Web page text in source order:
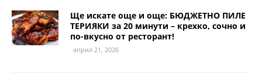
Ще искате още и още: БЮДЖЕТНО ПИЛЕ
ТЕРИЯКИ за 20 минути – крехко, сочно и
по-вкусно от ресторант!
април 21, 2026